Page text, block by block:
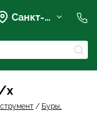
Санкт-Петербург
+7 (903) 684-62-00
Вартемяги, Колхозная улица,
х
/ Буры,